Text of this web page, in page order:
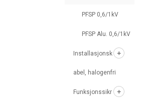
PFSP 0,6/1kV
PFSP Alu. 0,6/1kV
Installasjonsk
abel, halogenfri
Funksjonssikr